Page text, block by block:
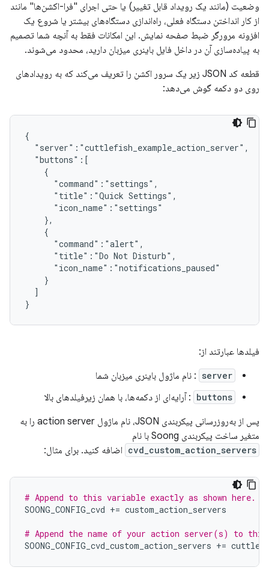
وضعیت (مانند یک رویداد قابل تغییر) یا حتی اجرای "فرا-اکشن‌ها" مانند
از کار انداختن دستگاه فعلی، راه‌اندازی دستگاه‌های بیشتر یا شروع یک
افزونه مرورگر ضبط صفحه نمایش. این امکانات فقط به آنچه شما تصمیم
به پیاده‌سازی آن در داخل فایل باینری میزبان دارید، محدود می‌شوند.
قطعه کد JSON زیر یک سرور اکشن را تعریف می‌کند که به رویدادهای
روی دو دکمه گوش می‌دهد:
{
  "server":"cuttlefish_example_action_server",
  "buttons":[
    {
      "command":"settings",
      "title":"Quick Settings",
      "icon_name":"settings"
    },
    {
      "command":"alert",
      "title":"Do Not Disturb",
      "icon_name":"notifications_paused"
    }
  ]
فیلدها عبارتند از:
server : نام ماژول باینری میزبان شما
buttons : آرایه‌ای از دکمه‌ها، با همان زیرفیلدهای بالا
پس از به‌روزرسانی پیکربندی JSON، نام ماژول action server را به
متغیر ساخت پیکربندی Soong با نام
cvd_custom_action_servers اضافه کنید. برای مثال:
# Append to this variable exactly as shown here.
SOONG_CONFIG_cvd += custom_action_servers
# Append the name of your action server(s) to
SOONG_CONFIG_cvd_custom_action_servers +=